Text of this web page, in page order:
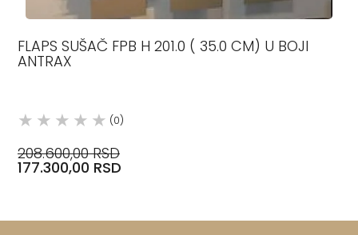
FLAPS SUŠAČ FPB H 201.0 ( 35.0 CM) U BOJI
ANTRAX
(0)
208.600,00 RSD
177.300,00 RSD